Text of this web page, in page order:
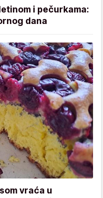
i pečurkama:
dana
vraća u